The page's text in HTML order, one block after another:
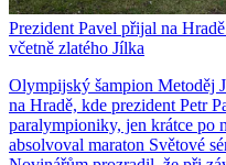
Prezident Pavel přijal na
včetně zlatého Jílka
Olympijský šampion Metoděj
na Hradě, kde prezident Petr
paralympioniky, jen krátce po
absolvoval maraton Světové